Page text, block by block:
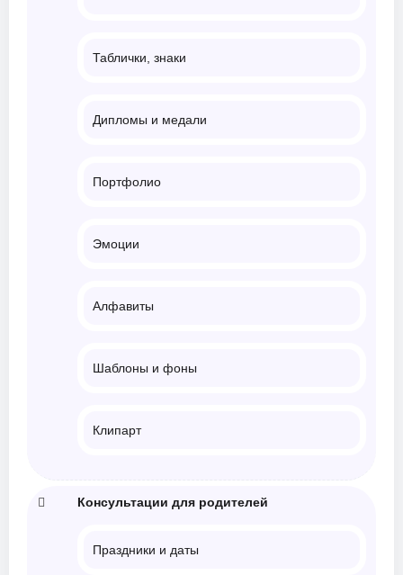
Таблички, знаки
Дипломы и медали
Портфолио
Эмоции
Алфавиты
Шаблоны и фоны
Клипарт
Консультации для родителей
Праздники и даты